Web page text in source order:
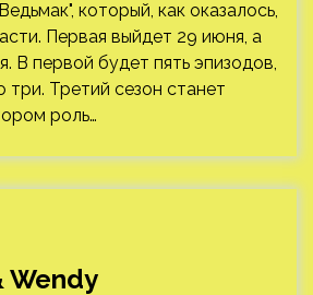
который, как оказалось,
Первая выйдет 29 июня, а
В первой будет пять эпизодов,
три. Третий сезон станет
роль…
Wendy